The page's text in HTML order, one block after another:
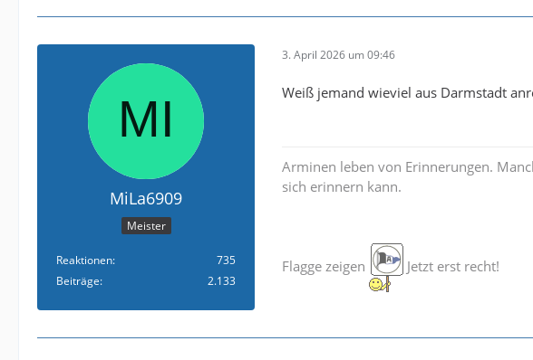
MiLa6909
Meister
Reaktionen
735
Beiträge
2.133
3. April 2026 um 09:46
Weiß jemand wieviel aus Darmstadt
Arminen leben von Erinnerungen.
sich erinnern kann.
Flagge zeigen Jetzt erst recht!